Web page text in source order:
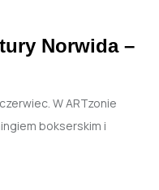
Norwida –
W ARTzonie
bokserskim i